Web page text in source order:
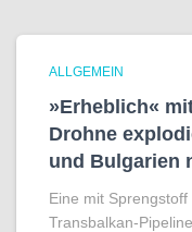
ALLGEMEIN
»Erheblich«
Drohne
und Bulgarien
Eine mit
Transbalkan-